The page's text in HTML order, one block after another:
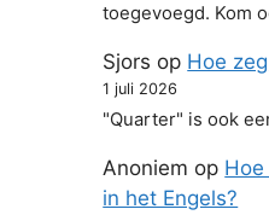
toegevoegd. Kom
Sjors op Hoe
1 juli 2026
"Quarter" is ook
Anoniem op Hoe
in het Engels?